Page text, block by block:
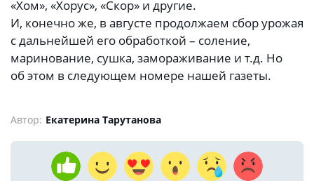
«Хом», «Хорус», «Скор» и другие.
И, конечно же, в августе продолжаем сбор урожая
с дальнейшей его обработкой – соление,
маринование, сушка, замораживание и т.д. Но
об этом в следующем номере нашей газеты.
Автор: Екатерина Тарутанова